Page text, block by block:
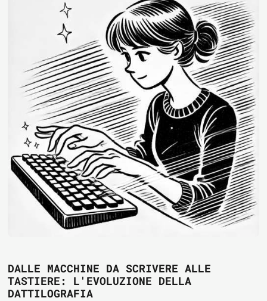
DALLE MACCHINE DA SCRIVERE ALLE
TASTIERE: L'EVOLUZIONE DELLA
DATTILOGRAFIA